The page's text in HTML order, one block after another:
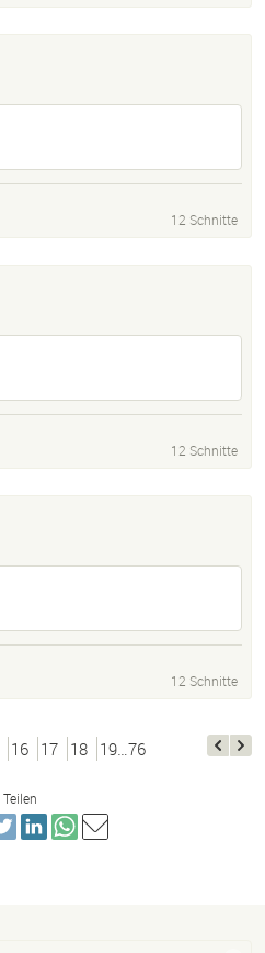
12 Schnitte
12 Schnitte
12 Schnitte
16 17 18 19…76
Teilen